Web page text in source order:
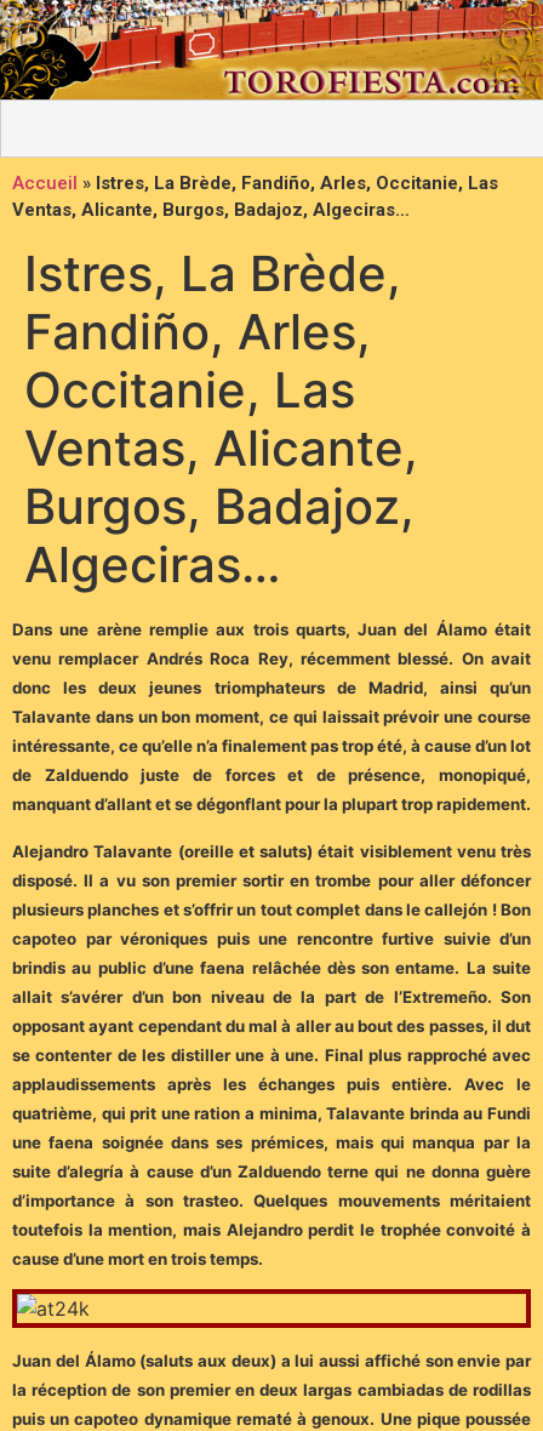
Accueil » Istres, La Brède, Fandiño, Arles, Occitanie, Las
Ventas, Alicante, Burgos, Badajoz, Algeciras…
Istres, La Brède,
Fandiño, Arles,
Occitanie, Las
Ventas, Alicante,
Burgos, Badajoz,
Algeciras…
Dans une arène remplie aux trois quarts, Juan del Álamo était
venu remplacer Andrés Roca Rey, récemment blessé. On avait
donc les deux jeunes triomphateurs de Madrid, ainsi qu’un
Talavante dans un bon moment, ce qui laissait prévoir une course
intéressante, ce qu’elle n’a finalement pas trop été, à cause d’un lot
de Zalduendo juste de forces et de présence, monopiqué,
manquant d’allant et se dégonflant pour la plupart trop rapidement.
Alejandro Talavante (oreille et saluts) était visiblement venu très
disposé. Il a vu son premier sortir en trombe pour aller défoncer
plusieurs planches et s’offrir un tout complet dans le callejón ! Bon
capoteo par véroniques puis une rencontre furtive suivie d’un
brindis au public d’une faena relâchée dès son entame. La suite
allait s’avérer d’un bon niveau de la part de l’Extremeño. Son
opposant ayant cependant du mal à aller au bout des passes, il dut
se contenter de les distiller une à une. Final plus rapproché avec
applaudissements après les échanges puis entière. Avec le
quatrième, qui prit une ration a minima, Talavante brinda au Fundi
une faena soignée dans ses prémices, mais qui manqua par la
suite d’alegría à cause d’un Zalduendo terne qui ne donna guère
d’importance à son trasteo. Quelques mouvements méritaient
toutefois la mention, mais Alejandro perdit le trophée convoité à
cause d’une mort en trois temps.
Juan del Álamo (saluts aux deux) a lui aussi affiché son envie par
la réception de son premier en deux largas cambiadas de rodillas
puis un capoteo dynamique rematé à genoux. Une pique poussée